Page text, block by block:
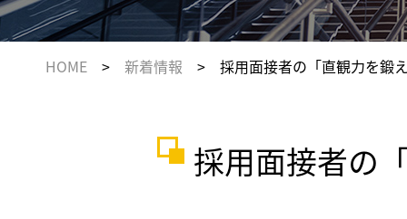
HOME > 新着情報 > 採用面接者の「直観力を鍛
採用面接者の